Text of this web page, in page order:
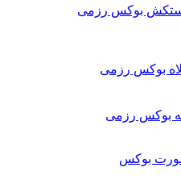
بوکس رزمی
بوکس رزمی
بوکس رزمی
بوکس